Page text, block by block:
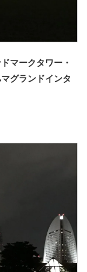
マークタワー・
グランドインタ